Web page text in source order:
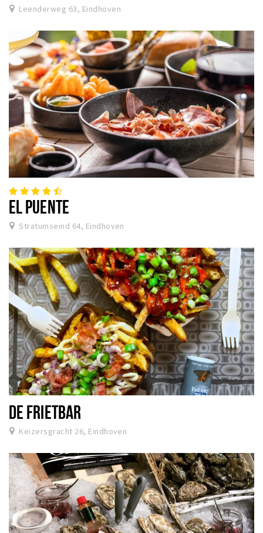
Leenderweg 63, Eindhoven
EL PUENTE
Stratumseind 64, Eindhoven
DE FRIETBAR
Keizersgracht 26, Eindhoven